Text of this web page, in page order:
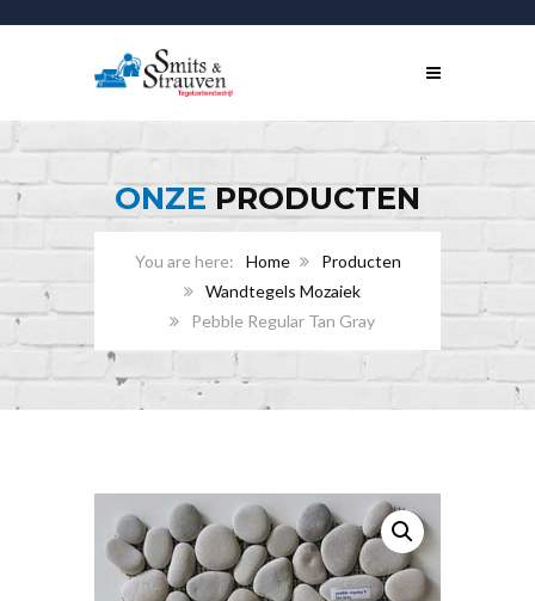
ONZEPRODUCTEN
Home
Producten
Wandtegels Mozaiek
Pebble Regular Tan Gray